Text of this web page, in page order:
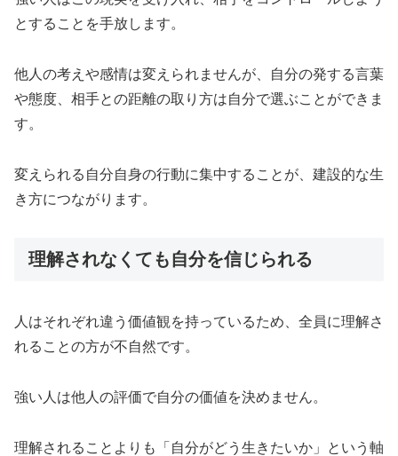
とすることを手放します。
他人の考えや感情は変えられませんが、自分の発する言葉
や態度、相手との距離の取り方は自分で選ぶことができま
す。
変えられる自分自身の行動に集中することが、建設的な生
き方につながります。
理解されなくても自分を信じられる
人はそれぞれ違う価値観を持っているため、全員に理解さ
れることの方が不自然です。
強い人は他人の評価で自分の価値を決めません。
理解されることよりも「自分がどう生きたいか」という軸